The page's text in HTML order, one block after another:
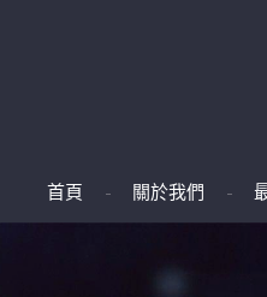
首頁 關於我們